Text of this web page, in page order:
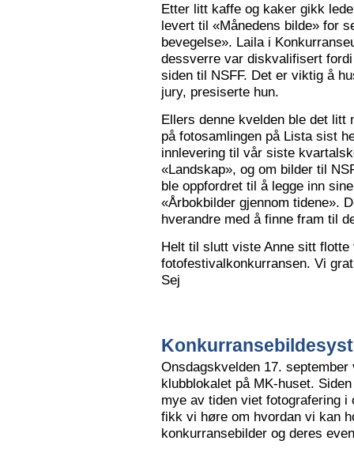
Etter litt kaffe og kaker gikk
levert til «Månedens bilde» for
bevegelse». Laila i
dessverre var diskvalifisert
siden til NSFF. Det er viktig å
jury, presiserte hun.
Ellers denne kvelden ble det litt
på fotosamlingen på Lista sist
innlevering til vår siste
«Landskap», og om bilder til
ble oppfordret til å legge inn
«Årbokbilder gjennom tidene».
hverandre med å finne fram til
Helt til slutt viste Anne sitt flotte
fotofestivalkonkurransen. Vi
Sej
Onsdagskvelden 17.
klubblokalet på MK-huset.
mye av tiden viet fotografering
fikk vi høre om hvordan vi kan
konkurransebilder og deres